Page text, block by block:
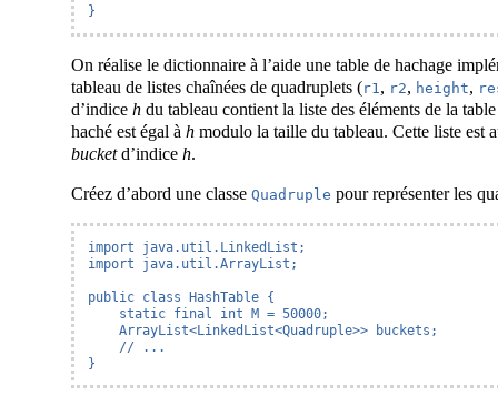
}
On réalise le dictionnaire à l’aide une table de hachage
tableau de listes chaînées de quadruplets (r1, r2, height,
d’indice h du tableau contient la liste des éléments de la
haché est égal à h modulo la taille du tableau. Cette liste est
bucketd’indice h.
Créez d’abord une classe Quadruple pour représenter les
import java.util.LinkedList;
import java.util.ArrayList;
public class HashTable {
    static final int M = 50000;
    ArrayList<LinkedList<Quadruple>> buckets;
    // ...
}